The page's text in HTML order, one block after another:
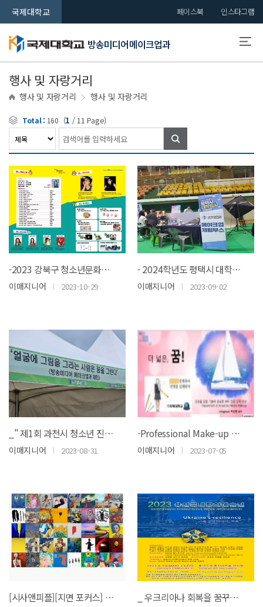
국제대학교 페이스북 인스타그램
방송미디어메이크업과
행사 및 자랑거리 행사 및 자랑거리
행사 및 자랑거리
Total : 160 (1 /11 Page)
-2023 강북구 청소년문화축제 ! 폼멋진 심사위원-
이매지니어 l 2023-10-29
- 2024학년도 평택시 대학입시 박람회- by면접 메이크업 (방송미디어메이크업과)
이매지니어 l 2023-09-02
_" 제1회 과천시 청소년 진로페스티벌"_ 방송메이크업& 특수분장
이매지니어 l 2023-08-31
-Professional Make-up Artist 직업체험 by 양평중학교-
이매지니어 l 2023-07-05
[시사앤피플][지면 포커스] 우크라이나 회복 꿈꾸는 “2023 용산국제평화예술전” 초대작.. _ 우크리아나 회복을 꿈꾸는 "2023 용산국제평화예술전"...국제대박선영교수 초대작가로 선..